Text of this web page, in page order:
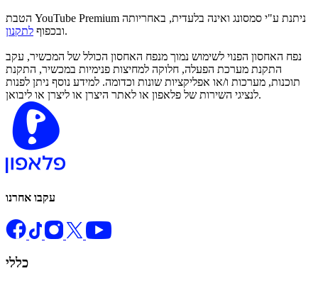
הטבת YouTube Premium ניתנת ע"י סמסונג ואינה בלעדית, באחריותה
ובכפוף לתקנון .
נפח האחסון הפנוי לשימוש נמוך מנפח האחסון הכולל של המכשיר, עקב
התקנת מערכת הפעלה, חלוקה למחיצות פנימיות במכשיר, התקנת
תוכנות, מערכות ו/או אפליקציות שונות וכדומה. למידע נוסף ניתן לפנות
לנציגי השירות של פלאפון או לאתר היצרן או ליצרן או ליבואן.
עקבו אחרנו
כללי